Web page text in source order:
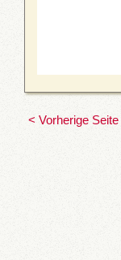
< Vorherige Seite